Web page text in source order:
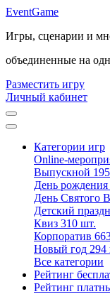
EventGame
Игры, сценарии и
объединенные на
Разместить игру
Личный кабинет
Категории игр
Online-
Выпускной
День
День Святого
Детский
Квиз 310 шт.
Корпоратив
Новый год 294
Все категории
Рейтинг
Рейтинг